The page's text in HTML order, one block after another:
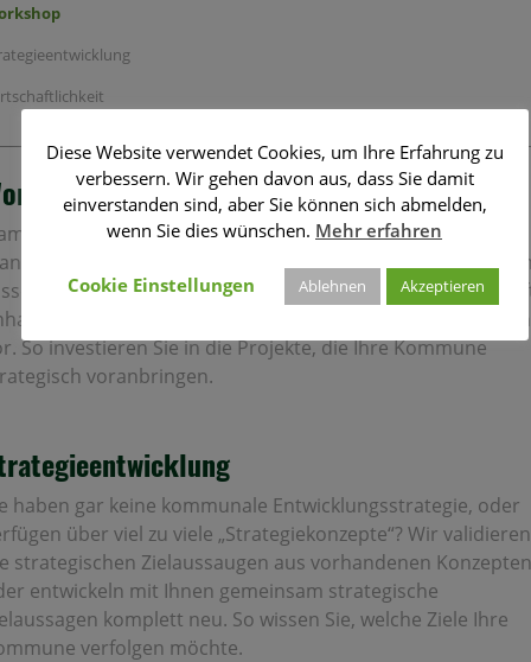
Sie Ihre Investitionen in Zukunft selbst strategisch
können, bringen wir Ihnen alles bei, was Sie zum
müssen. Zudem nehmen wir im Workshop
Ihrer Daten eine strategische
So investieren Sie in die Projekte, die Ihre Kommune
voranbringen.
haben gar keine kommunale Entwicklungsstrategie, oder
über viel zu viele „Strategiekonzepte“? Wir validieren
strategischen Zielaussaugen aus vorhandenen Konzepten
entwickeln mit Ihnen gemeinsam strategische
komplett neu. So wissen Sie, welche Ziele Ihre
verfolgen möchte.
Diese Website verwendet Cookies, um Ihre Erfahrung zu
verbessern. Wir gehen davon aus, dass Sie damit
einverstanden sind, aber Sie können sich abmelden,
wenn Sie dies wünschen. Mehr erfahren
Cookie Einstellungen Ablehnen Akzeptieren